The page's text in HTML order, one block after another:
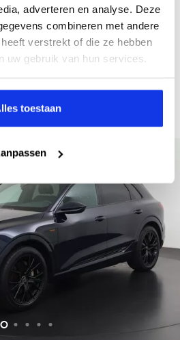
adverteren en analyse. Deze
combineren met andere
verstrekt of die ze hebben
uw gebruik van hun services.
toestaan
437 km actieradius
Elektrisch
elektrisch glazen panorama-dak
Private lease
793,- p.m.